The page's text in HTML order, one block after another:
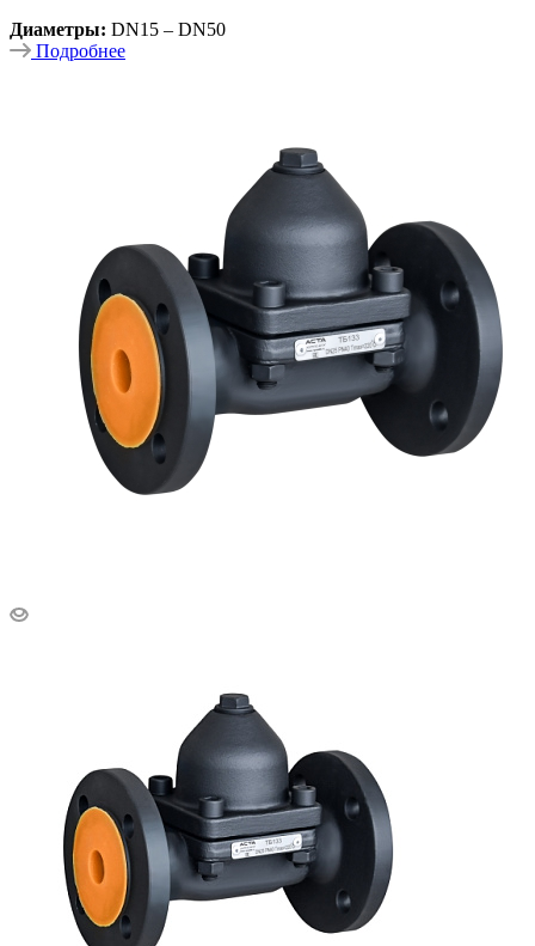
Диаметры: DN15 – DN50
Подробнее